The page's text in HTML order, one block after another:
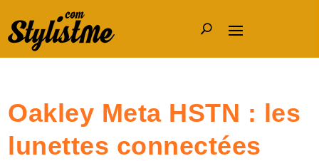
Oakley Meta HSTN : les
lunettes connectées